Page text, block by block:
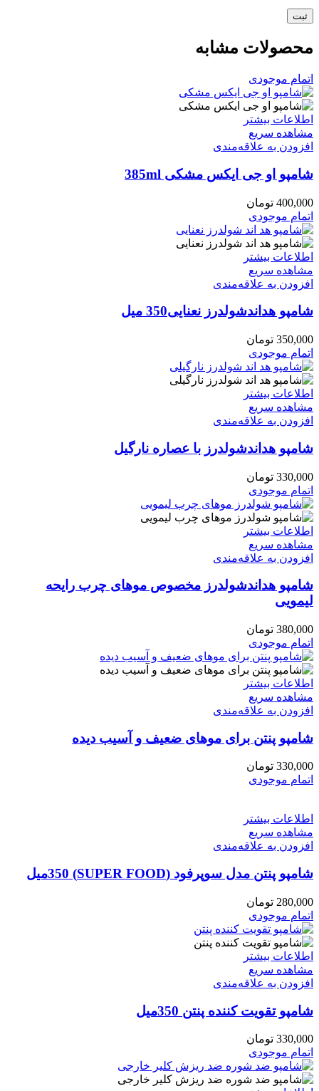
محصولات مشابه
اتمام موجودی
اطلاعات بیشتر
مشاهده سریع
افزودن به علاقه‌مندی
شامپو او جی ایکس مشکی 385ml
400,000 تومان
اتمام موجودی
اطلاعات بیشتر
مشاهده سریع
افزودن به علاقه‌مندی
شامپو هداندشولدرز نعنایی350 میل
350,000 تومان
اتمام موجودی
اطلاعات بیشتر
مشاهده سریع
افزودن به علاقه‌مندی
شامپو هداندشولدرز با عصاره نارگیل
330,000 تومان
اتمام موجودی
اطلاعات بیشتر
مشاهده سریع
افزودن به علاقه‌مندی
شامپو هداندشولدرز مخصوص موهای چرب رایحه
لیمویی
380,000 تومان
اتمام موجودی
اطلاعات بیشتر
مشاهده سریع
افزودن به علاقه‌مندی
شامپو پنتن برای موهای ضعیف و آسیب دیده
330,000 تومان
اتمام موجودی
اطلاعات بیشتر
مشاهده سریع
افزودن به علاقه‌مندی
شامپو پنتن مدل سوپرفود (SUPER FOOD) 350میل
280,000 تومان
اتمام موجودی
اطلاعات بیشتر
مشاهده سریع
افزودن به علاقه‌مندی
شامپو تقویت کننده پنتن 350میل
330,000 تومان
اتمام موجودی